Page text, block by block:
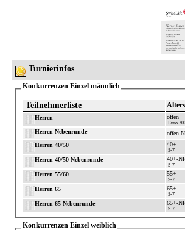
Turnierinfos
Konkurrenzen Einzel männlich
Teilnehmerliste
Herren offen
|Euro
Herren Nebenrunde offen-
Herren 40/50
40+
|S-7
Herren 40/50 Nebenrunde 40+-
|S-7
Herren 55/60 55+
|S-7
Herren 65 65+
|S-7
Herren 65 Nebenrunde 65+-
|S-7
Konkurrenzen Einzel weiblich